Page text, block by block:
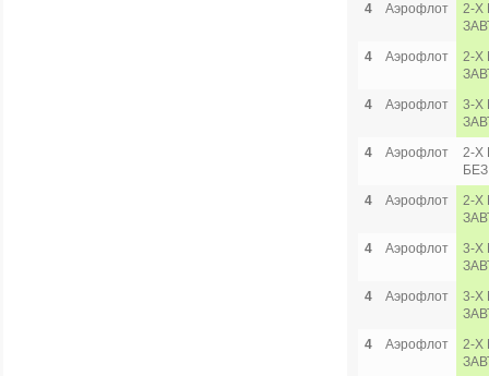
4
Аэрофлот
2-Х
4
Аэрофлот
2-Х
4
Аэрофлот
3-Х
4
Аэрофлот
2-Х
4
Аэрофлот
2-Х
4
Аэрофлот
3-Х
4
Аэрофлот
3-Х
4
Аэрофлот
2-Х